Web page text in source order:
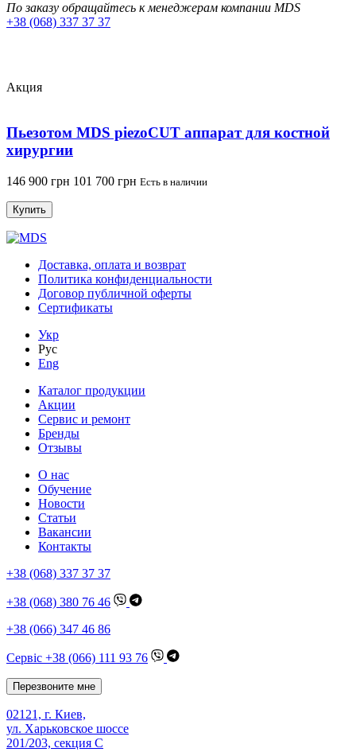
По заказу обращайтесь к менеджерам компании MDS
+38 (068) 337 37 37
Акция
Пьезотом MDS piezoCUT аппарат для костной
хирургии
146 900 грн 101 700 грн Есть в наличии
Купить
Доставка, оплата и возврат
Политика конфиденциальности
Договор публичной оферты
Сертификаты
Укр
Рус
Eng
Каталог продукции
Акции
Сервис и ремонт
Бренды
Отзывы
О нас
Обучение
Новости
Статьи
Вакансии
Контакты
+38 (068) 337 37 37
+38 (068) 380 76 46
+38 (066) 347 46 86
Сервіс +38 (066) 111 93 76
Перезвоните мне
02121, г. Киев,
ул. Харьковское шоссе
201/203, секция C